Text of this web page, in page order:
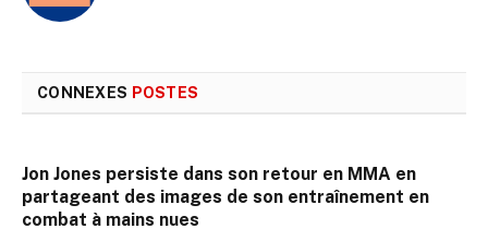
CONNEXES POSTES
Jon Jones persiste dans son retour en MMA en
partageant des images de son entraînement en
combat à mains nues